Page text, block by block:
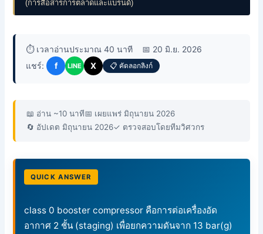
(การสื่อสารการตลาดและแบรนด์)
⏱️ เวลาอ่านประมาณ 40 นาที
📅 20 มิ.ย. 2026
แชร์:
f LINE X 📋 คัดลอกลิงก์
📖 อ่าน ~10 นาที📅 เผยแพร่ มิถุนายน 2026
🔄 อัปเดต มิถุนายน 2026✓ ตรวจสอบโดยทีมวิศวกร
QUICK ANSWER
class 0 booster compressor คือการต่อเครื่องอัด
อากาศ 2 ชั้น (staging) เพื่อยกความดันจาก 13 bar(g)